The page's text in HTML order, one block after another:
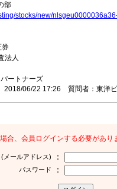
部
stocks/new/
券
法人
ートナーズ
2018/06/22 17:26 質問者：東洋
合、会員ログインする必要があり
(メールアドレス) ：
パスワード ：